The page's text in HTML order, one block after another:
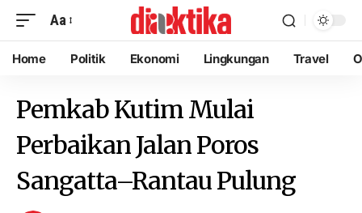
Aa
Home Politik Ekonomi Lingkungan Travel
Pemkab Kutim Mulai
Perbaikan Jalan Poros
Sangatta–Rantau Pulung